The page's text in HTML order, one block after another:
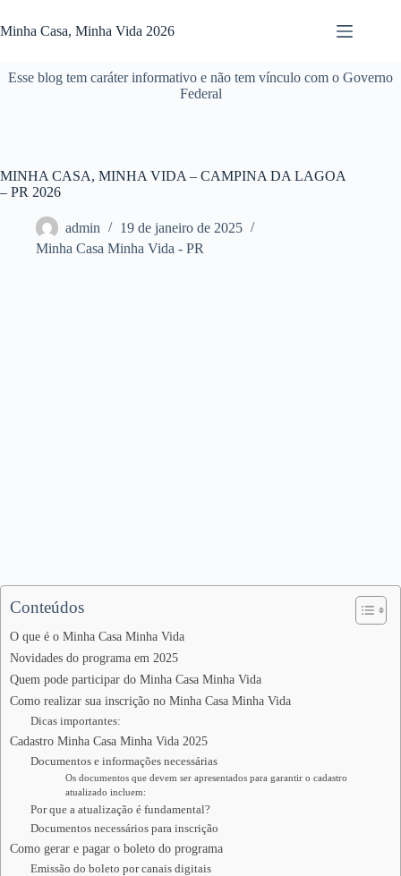
para
o
Minha Casa, Minha Vida 2026
Esse blog tem caráter informativo e não tem vínculo com o Governo
Federal
MINHA CASA, MINHA VIDA – CAMPINA DA LAGOA
– PR 2026
admin
19 de janeiro de 2025
Minha Casa Minha Vida - PR
Conteúdos
O que é o Minha Casa Minha Vida
Novidades do programa em 2025
Quem pode participar do Minha Casa Minha Vida
Como realizar sua inscrição no Minha Casa Minha Vida
Dicas importantes:
Cadastro Minha Casa Minha Vida 2025
Documentos e informações necessárias
Os documentos que devem ser apresentados para garantir o cadastro
atualizado incluem:
Por que a atualização é fundamental?
Documentos necessários para inscrição
Como gerar e pagar o boleto do programa
Emissão do boleto por canais digitais